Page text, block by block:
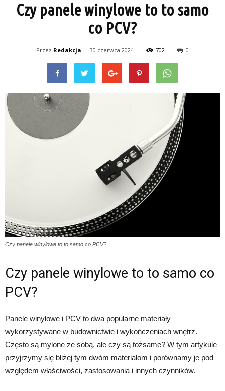
Czy panele winylowe to to samo
co PCV?
Przez Redakcja - 30 czerwca 2024 702 0
Czy panele winylowe to to samo co PCV?
Czy panele winylowe to to samo co
PCV?
Panele winylowe i PCV to dwa popularne materiały
wykorzystywane w budownictwie i wykończeniach wnętrz.
Często są mylone ze sobą, ale czy są tożsame? W tym artykule
przyjrzymy się bliżej tym dwóm materiałom i porównamy je pod
względem właściwości, zastosowania i innych czynników.